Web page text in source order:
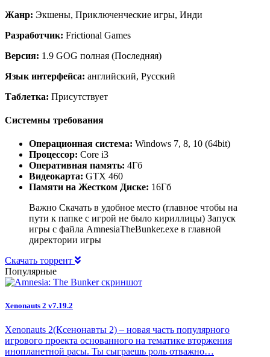
Жанр: Экшены, Приключенческие игры, Инди
Разработчик: Frictional Games
Версия: 1.9 GOG полная (Последняя)
Язык интерфейса: английский, Русский
Таблетка: Присутствует
Системны требования
Операционная система: Windows 7, 8, 10 (64bit)
Процессор: Core i3
Оперативная память: 4Гб
Видеокарта: GTX 460
Памяти на Жестком Диске: 16Гб
Важно Скачать в удобное место (главное чтобы на
пути к папке с игрой не было кириллицы) Запуск
игры с файла AmnesiaTheBunker.exe в главной
директории игры
Скачать торрент
Популярные
Xenonauts 2 v7.19.2
Xenonauts 2(Ксенонавты 2) – новая часть популярного
игрового проекта основанного на тематике вторжения
инопланетной расы. Ты сыграешь роль отважно…